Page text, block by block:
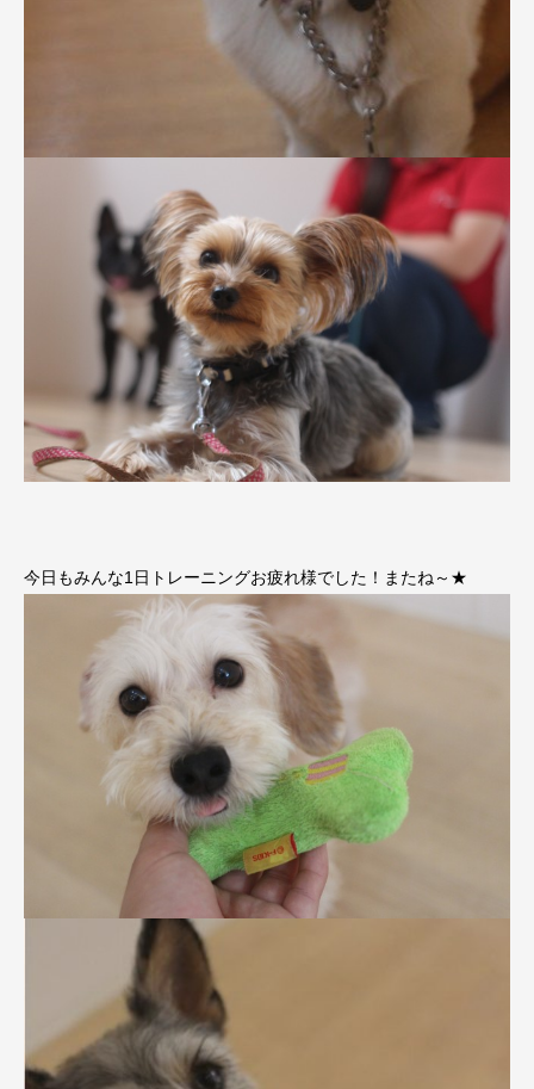
今日もみんな1日トレーニングお疲れ様でした！またね～★